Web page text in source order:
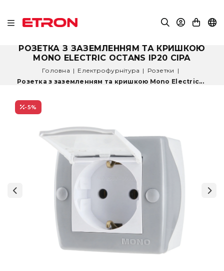
РОЗЕТКА З ЗАЗЕМЛЕННЯМ ТА КРИШКОЮ
MONO ELECTRIC OCTANS IP20 СІРА
Головна | Електрофурнітура | Розетки |
Розетка з заземленням та кришкою Mono Electric...
-5%